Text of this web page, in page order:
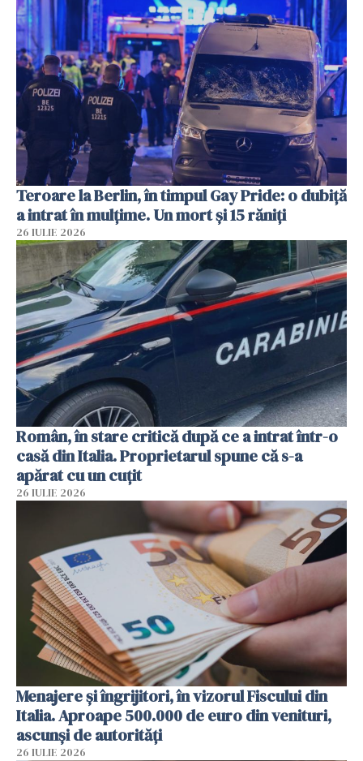
Teroare la Berlin, în timpul Gay Pride: o dubiță
a intrat în mulțime. Un mort și 15 răniți
26 IULIE 2026
Român, în stare critică după ce a intrat într-o
casă din Italia. Proprietarul spune că s-a
apărat cu un cuțit
26 IULIE 2026
Menajere și îngrijitori, în vizorul Fiscului din
Italia. Aproape 500.000 de euro din venituri,
ascunși de autorități
26 IULIE 2026